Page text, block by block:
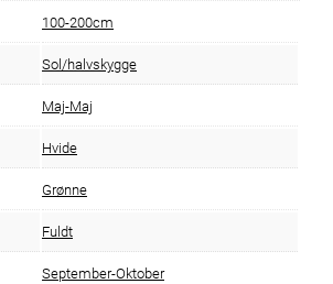
100-200cm
Sol/halvskygge
Maj-Maj
Hvide
Grønne
Fuldt
September-Oktober